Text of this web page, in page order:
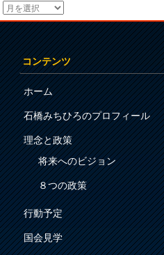
コンテンツ
ホーム
石橋みちひろのプロフィール
理念と政策
将来へのビジョン
８つの政策
行動予定
国会見学